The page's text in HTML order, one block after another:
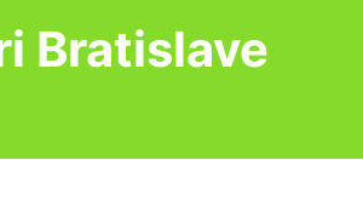
Bratislave